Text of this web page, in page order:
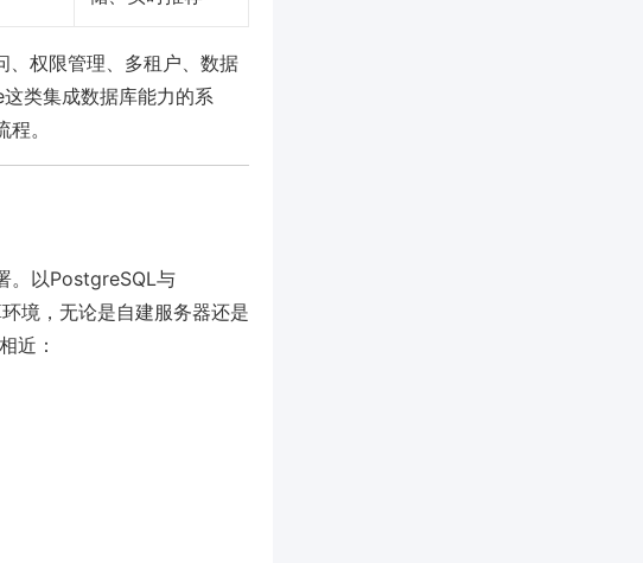
、权限管理、多租户、数据
类集成数据库能力的系
。
。以PostgreSQL与
境，无论是自建服务器还是
近：